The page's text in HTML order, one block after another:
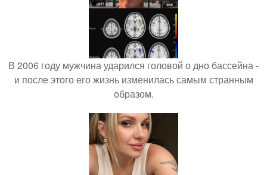
В 2006 году мужчина ударился головой о дно бассейна -
и после этого его жизнь изменилась самым странным
образом.